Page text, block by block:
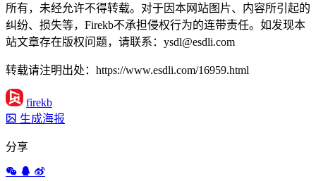
所有，未经允许不得转载。对于因本网站图片、内容所引起的
纠纷、损失等，Firekb不承担侵权行为的连带责任。如发现本
站文章存在版权问题，请联系：ysdl@esdli.com
转载请注明出处：https://www.esdli.com/16959.html
firekb
生成海报
分享